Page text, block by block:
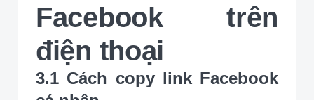
Facebook trên
điện thoại
3.1 Cách copy link Facebook